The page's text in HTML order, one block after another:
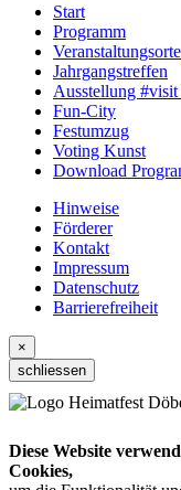
Start
Programm
Veranstaltungsorte
Jahrgangstreffen
Ausstellung
Fun-City
Festumzug
Voting Kunst
Download
Hinweise
Förderer
Kontakt
Impressum
Datenschutz
Barrierefreiheit
×
schliessen
Diese Website
Cookies,